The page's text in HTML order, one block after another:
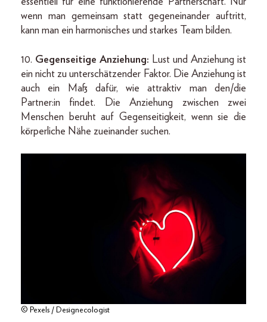
wenn man gemeinsam statt gegeneinander auftritt,
kann man ein harmonisches und starkes Team bilden.
10. Gegenseitige Anziehung: Lust und Anziehung ist
ein nicht zu unterschätzender Faktor. Die Anziehung ist
auch ein Maß dafür, wie attraktiv man den/die
Partner:in findet. Die Anziehung zwischen zwei
Menschen beruht auf Gegenseitigkeit, wenn sie die
körperliche Nähe zueinander suchen.
© Pexels / Designecologist